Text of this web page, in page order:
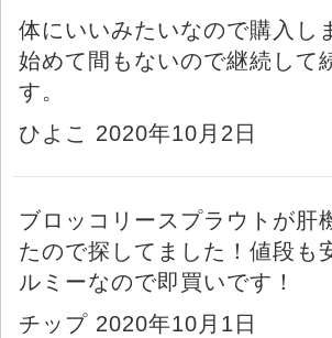
体にいいみたいなので購入し
始めて間もないので継続して
す。
ひよこ 2020年10月2日
ブロッコリースプラウトが肝
たので探してました！値段も
ルミーなので即買いです！
チップ 2020年10月1日